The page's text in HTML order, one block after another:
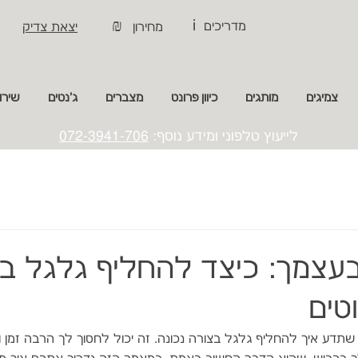
יצאת צדיק מחירון ₪ מדריכים i
צמיגים מותגים כיוון פרונט מצברים ג'נטים
איך להחליף גלגל בצורה נכונה. זה יכול לחסוך לך הרבה זמן
לייעוץ טלפוני ומידע נוסף: 072-3941-706